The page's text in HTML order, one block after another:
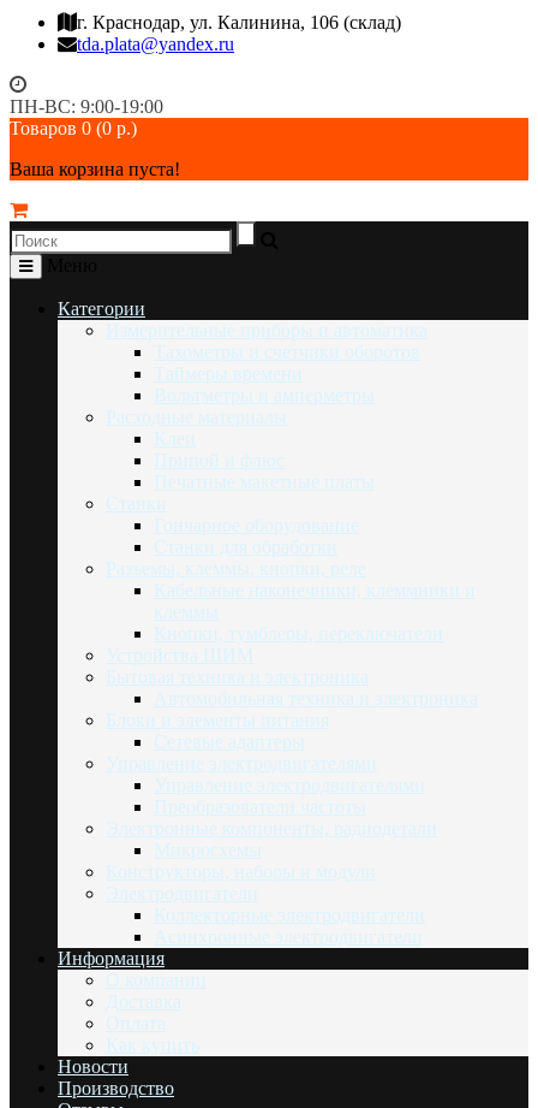
г. Краснодар, ул. Калинина, 106 (склад)
tda.plata@yandex.ru
ПН-ВС: 9:00-19:00
Товаров 0 (0 р.)
Ваша корзина пуста!
Категории
Измерительные приборы и автоматика
Тахометры и счетчики оборотов
Таймеры времени
Вольтметры и амперметры
Расходные материалы
Клеи
Припой и флюс
Печатные макетные платы
Станки
Гончарное оборудование
Станки для обработки
Разъемы, клеммы, кнопки, реле
Кабельные наконечники, клеммники и
клеммы
Кнопки, тумблеры, переключатели
Устройства ШИМ
Бытовая техника и электроника
Автомобильная техника и электроника
Блоки и элементы питания
Сетевые адаптеры
Управление электродвигателями
Управление электродвигателями
Преобразователи частоты
Электронные компоненты, радиодетали
Микросхемы
Конструкторы, наборы и модули
Электродвигатели
Коллекторные электродвигатели
Асинхронные электродвигатели
Информация
О компании
Доставка
Оплата
Как купить
Новости
Производство